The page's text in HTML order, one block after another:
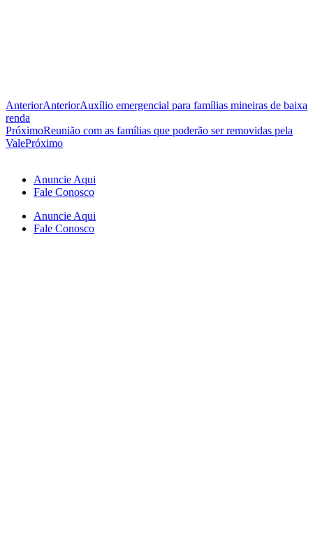
AnteriorAnteriorAuxílio emergencial para famílias mineiras de baixa
renda
PróximoReunião com as famílias que poderão ser removidas pela
ValePróximo
Anuncie Aqui
Fale Conosco
Anuncie Aqui
Fale Conosco